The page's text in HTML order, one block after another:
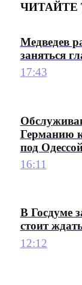
ЧИТАЙТЕ
Медведев
заняться
17:43
Германию
под
16:11
В Госдуме
стоит
12:12